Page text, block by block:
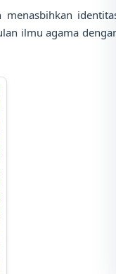
ilmu agama